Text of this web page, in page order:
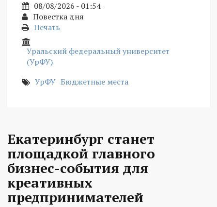
08/08/2026 - 01:54
Повестка дня
Печать
Уральский федеральный университет
(УрФУ)
УрФУ Бюджетные места
Екатеринбург станет
площадкой главного
бизнес-события для
креативных
предпринимателей